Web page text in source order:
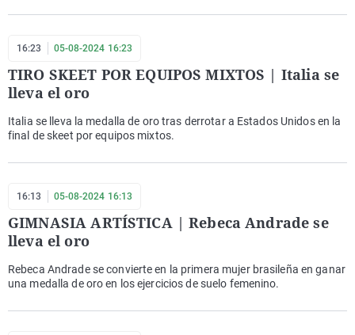
16:23 05-08-2024 16:23
TIRO SKEET POR EQUIPOS MIXTOS | Italia se
lleva el oro
Italia se lleva la medalla de oro tras derrotar a Estados Unidos en la
final de skeet por equipos mixtos.
16:13 05-08-2024 16:13
GIMNASIA ARTÍSTICA | Rebeca Andrade se
lleva el oro
Rebeca Andrade se convierte en la primera mujer brasileña en ganar
una medalla de oro en los ejercicios de suelo femenino.